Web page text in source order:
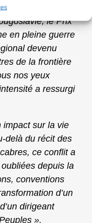
Débarquement
le Prix
en pleine guerre
devenu
de la frontière
nos yeux
a ressurgi
impact sur la vie
delà du récit des
ce conflit a
depuis la
conventions
d’un
dirigeant
Peuples ».